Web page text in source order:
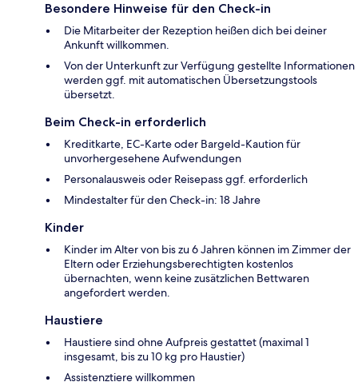
Besondere Hinweise für den Check-in
Die Mitarbeiter der Rezeption heißen dich bei deiner
Ankunft willkommen.
Von der Unterkunft zur Verfügung gestellte Informationen
werden ggf. mit automatischen Übersetzungstools
übersetzt.
Beim Check-in erforderlich
Kreditkarte, EC-Karte oder Bargeld-Kaution für
unvorhergesehene Aufwendungen
Personalausweis oder Reisepass ggf. erforderlich
Mindestalter für den Check-in: 18 Jahre
Kinder
Kinder im Alter von bis zu 6 Jahren können im Zimmer der
Eltern oder Erziehungsberechtigten kostenlos
übernachten, wenn keine zusätzlichen Bettwaren
angefordert werden.
Haustiere
Haustiere sind ohne Aufpreis gestattet (maximal 1
insgesamt, bis zu 10 kg pro Haustier)
Assistenztiere willkommen